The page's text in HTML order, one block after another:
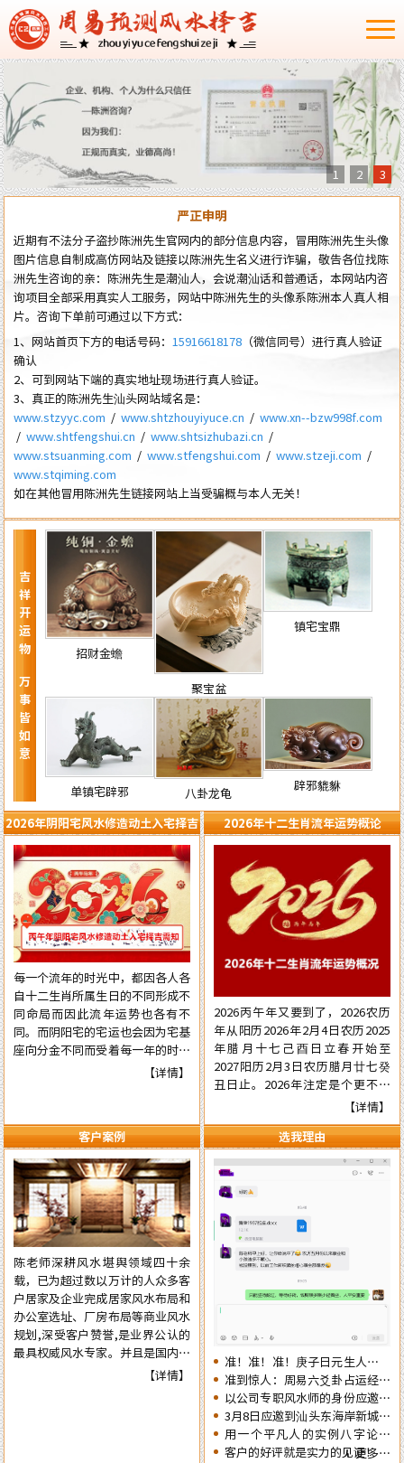
1 2 3
严正申明
近期有不法分子盗抄陈洲先生官网内的部分信息内容，冒用陈洲先生头像
图片信息自制成高仿网站及链接以陈洲先生名义进行诈骗，敬告各位找陈
洲先生咨询的亲：陈洲先生是潮汕人，会说潮汕话和普通话，本网站内咨
询项目全部采用真实人工服务，网站中陈洲先生的头像系陈洲本人真人相
片。咨询下单前可通过以下方式：
1、网站首页下方的电话号码： 15916618178 （微信同号）进行真人验证
确认
2、可到网站下端的真实地址现场进行真人验证。
3、真正的陈洲先生汕头网站域名是：
www.stzyyc.com / www.shtzhouyiyuce.cn / www.xn--bzw998f.com
/ www.shtfengshui.cn / www.shtsizhubazi.cn /
www.stsuanming.com / www.stfengshui.com / www.stzeji.com /
www.stqiming.com
如在其他冒用陈洲先生链接网站上当受骗概与本人无关！
吉祥开运物 万事皆如意 招财金蟾
聚宝盆
镇宅宝鼎
单镇宅辟邪 八卦龙龟 辟邪貔貅
2026年阴阳宅风水修造动土入宅择吉
需知
每一个流年的时光中，都因各人各
自十二生肖所属生日的不同形成不
同命局而因此流年运势也各有不
同。而阴阳宅的宅运也会因为宅基
座向分金不同而受着每一年的时光
气运的不同影响，在阳宅置业建造
在阳宅置业建造和阴宅修造的事项
择吉中做到正确，就需要了解一下
2026年阴阳宅风水修造动土入宅
择吉的具体要点，为心宜的吉屋修
建入宅或阴宅的修造选取到一个能
够趋吉避凶的好日辰而做好规划，
争取更大的成就……
【详情】
2026年十二生肖流年运势概论
2026丙午年又要到了，2026农历
年从阳历2026年2月4日农历2025
年腊月十七己酉日立春开始至
2027阳历2月3日农历腊月廿七癸
丑日止。2026年注定是个更不平
常的流年，本年国际形势会更加动
荡混乱复杂，国内派系斗争逼害严
重，经济更加混乱，行业拢断更加
白热化，民营企业压力已至顶端悬
崖之上。有更多的民营企业被洗牌
面临关闭，两极化更加明显。但不
管怎样，各人有各自的命，十二生
肖生人因命局的不同，运势也各有
不同。为使自己在新的一年里能够
趋吉避凶行好运，有必要先知先
觉，提前了解一下2026年十二生
肖的流年运势情况为未来的一年提
前布局，争取更大的成就……
【详情】
客户案例
陈老师深耕风水堪舆领域四十余
载，已为超过数以万计的人众多客
户居家及企业完成居家风水布局和
办公室选址、厂房布局等商业风水
规划,深受客户赞誉,是业界公认的
最具权威风水专家。并且是国内为
数不多的资深四柱周易预测师，在
【详情】
选我理由
准！准！准！庚子日元生人丙午
流年的运势判断实例：
准到惊人：周易六爻卦占运经典
案例分享
以公司专职风水师的身份应邀出
席《星橙网络科技公司》成立5
周年庆典
3月8日应邀到汕头东海岸新城为
朋友的亲戚堪舆住房风水
用一个平凡人的实例八字论断
2026马年的流年运势
客户的好评就是实力的见证！
更多…